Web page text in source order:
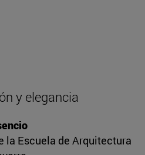
y elegancia
la Escuela de Arquitectura